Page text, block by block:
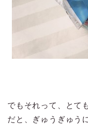
でもそれって、とて
だと、ぎゅうぎゅう